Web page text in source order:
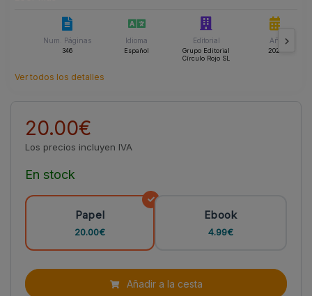
pregunta de qué hacemos con los relatos que incomodan al poder,
en un país que, entre derrota y derrota, sigue sin saber qué hacer
con sus fantasmas.
Una novela para quienes buscan personajes con carne, errores y
Num. Páginas
346
Idioma
Español
Editorial
Grupo Editorial
Círculo Rojo SL
Año
2026
Ver todos los detalles
20.00€
Los precios incluyen IVA
En stock
Papel
20.00€
Ebook
4.99€
Añadir a la cesta